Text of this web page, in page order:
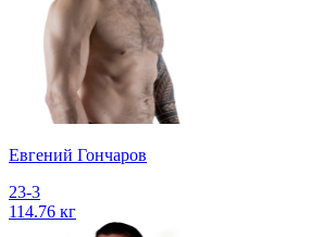
Евгений Гончаров
23-3
114.76 кг